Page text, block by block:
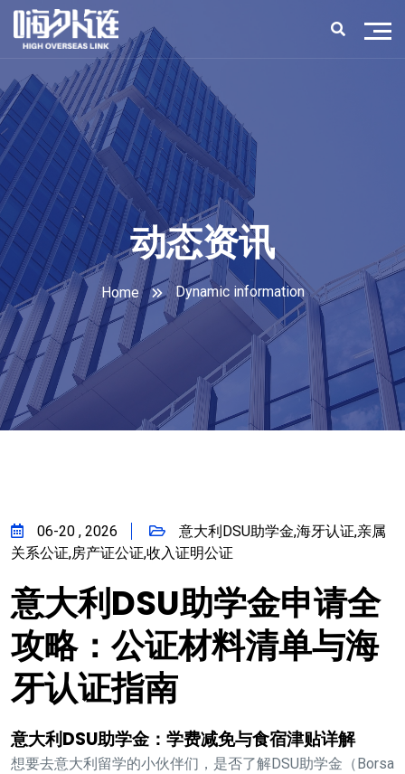
动态资讯
Home Dynamic information
06-20 , 2026
意大利DSU助学金,海牙认证,亲属
关系公证,房产证公证,收入证明公证
意大利DSU助学金申请全
攻略：公证材料清单与海
牙认证指南
意大利DSU助学金：学费减免与食宿津贴详解
想要去意大利留学的小伙伴们，是否了解DSU助学金（Borsa